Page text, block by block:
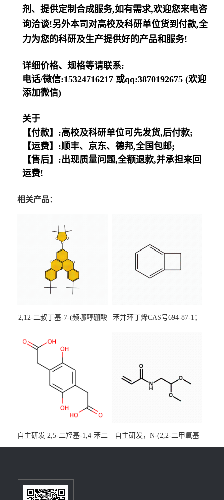
剂、提供定制合成服务,如有需求,欢迎您来电咨
询洽谈!另外本司对高校及科研单位货到付款,全
力为您的科研及生产提供好的产品和服务!
详细价格、规格等请联系:
电话/微信:15324716217 或qq:3870192675 (欢迎
添加微信)
关于
【付款】:高校及科研单位可先发货,后付款;
【运费】:顺丰、京东、德邦,全国包邮;
【售后】:出现质量问题,全额退款,并承担来回
运费!
相关产品：
2,12-二叔丁基-7-(频哪醇硼酸
[3,2,1-de]蒽CAS号2648896-
装，实验室现货直发
苯并环丁烯CAS号694-87-1；
自主研发 2,5-二羟基-1,4-苯二
乙酸CAS号5488-16-4；公斤
百公斤级可供应
自主研发，N-(2,2-二甲氧基
乙基)丙烯酰胺CAS号49707-